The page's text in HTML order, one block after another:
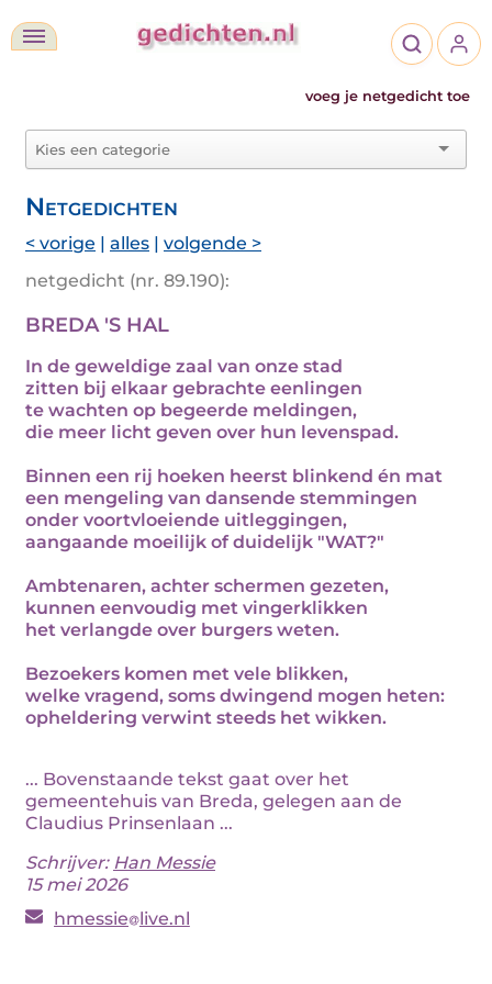
voeg je netgedicht toe
Netgedichten
< vorige | alles | volgende >
netgedicht (nr. 89.190):
BREDA 'S HAL
In de geweldige zaal van onze stad
zitten bij elkaar gebrachte eenlingen
te wachten op begeerde meldingen,
die meer licht geven over hun levenspad.
Binnen een rij hoeken heerst blinkend én mat
een mengeling van dansende stemmingen
onder voortvloeiende uitleggingen,
aangaande moeilijk of duidelijk "WAT?"
Ambtenaren, achter schermen gezeten,
kunnen eenvoudig met vingerklikken
het verlangde over burgers weten.
Bezoekers komen met vele blikken,
welke vragend, soms dwingend mogen heten:
opheldering verwint steeds het wikken.
... Bovenstaande tekst gaat over het
gemeentehuis van Breda, gelegen aan de
Claudius Prinsenlaan ...
Schrijver: Han Messie
15 mei 2026
hmessie live.nl